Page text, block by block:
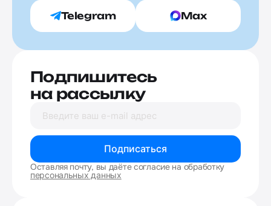
Telegram Max
Подпишитесь
на рассылку
Подписаться
Оставляя почту, вы даёте согласие на обработку
персональных данных